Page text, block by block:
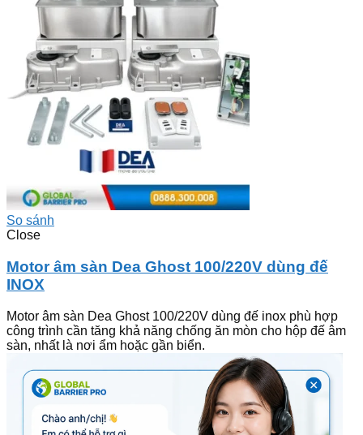
So sánh
Close
Motor âm sàn Dea Ghost 100/220V dùng đế
INOX
Motor âm sàn Dea Ghost 100/220V dùng đế inox phù hợp
công trình cần tăng khả năng chống ăn mòn cho hộp đế âm
sàn, nhất là nơi ẩm hoặc gần biển.